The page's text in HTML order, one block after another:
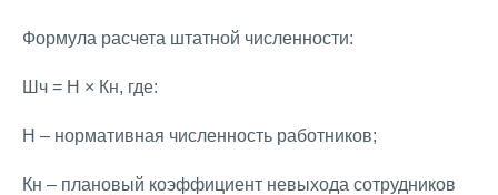
Формула расчета штатной численности:
Шч = Н × Кн, где:
Н – нормативная численность работников;
Кн – плановый коэффициент невыхода сотрудников